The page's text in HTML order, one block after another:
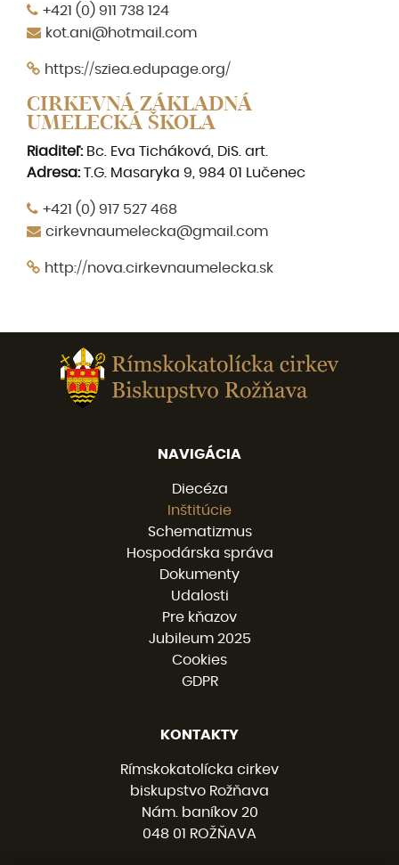
+421 (0) 911 738 124
kot.ani@hotmail.com
https://sziea.edupage.org/
CIRKEVNÁ ZÁKLADNÁ
UMELECKÁ ŠKOLA
Riaditeľ: Bc. Eva Ticháková, DiS. art.
Adresa: T.G. Masaryka 9, 984 01 Lučenec
+421 (0) 917 527 468
cirkevnaumelecka@gmail.com
http://nova.cirkevnaumelecka.sk
NAVIGÁCIA
Diecéza
Inštitúcie
Schematizmus
Hospodárska správa
Dokumenty
Udalosti
Pre kňazov
Jubileum 2025
Cookies
GDPR
KONTAKTY
Rímskokatolícka cirkev
biskupstvo Rožňava
Nám. baníkov 20
048 01 ROŽŇAVA